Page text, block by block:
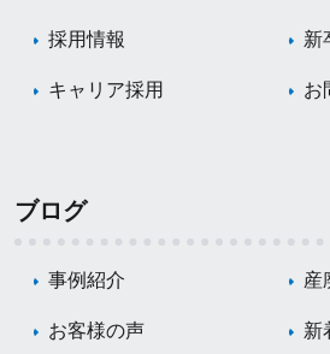
採用情報 新
キャリア採用 お
ブログ
事例紹介 産
お客様の声 新